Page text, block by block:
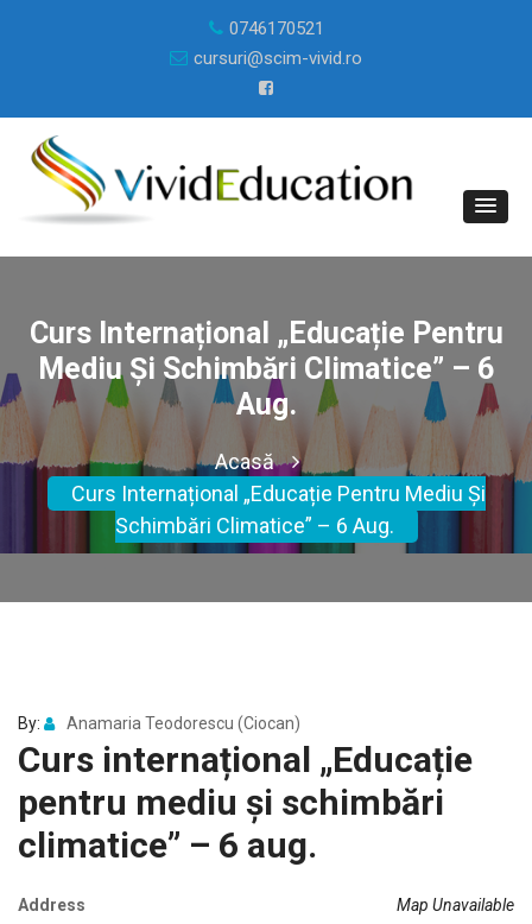
0746170521
cursuri@scim-vivid.ro
Curs Internațional „Educație Pentru
Mediu Și Schimbări Climatice” – 6
Aug.
Acasă
Curs Internațional „Educație Pentru Mediu Și
Schimbări Climatice” – 6 Aug.
By: Anamaria Teodorescu (Ciocan)
Curs internațional „Educație
pentru mediu și schimbări
climatice” – 6 aug.
Map Unavailable
Address